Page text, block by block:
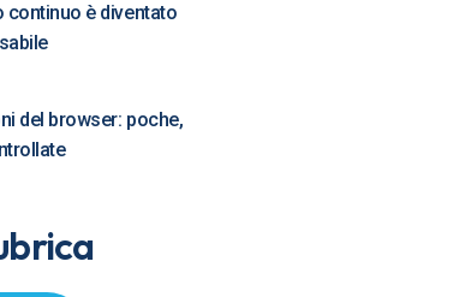
continuo è diventato
del browser: poche,